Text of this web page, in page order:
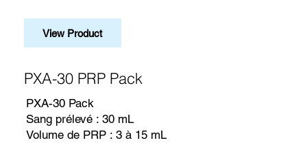
View Product
PXA-30 PRP Pack
PXA-30 Pack
Sang prélevé : 30 mL
Volume de PRP : 3 à 15 mL